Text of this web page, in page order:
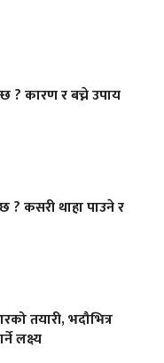
? कारण र बच्ने उपाय
? कसरी थाहा पाउने र
तयारी, भदौभित्र
लक्ष्य